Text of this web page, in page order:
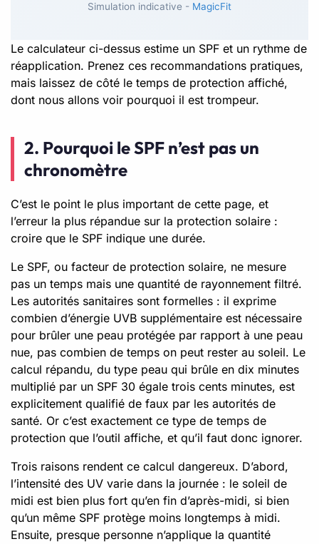
Simulation indicative - MagicFit
Le calculateur ci-dessus estime un SPF et un rythme de
réapplication. Prenez ces recommandations pratiques,
mais laissez de côté le temps de protection affiché,
dont nous allons voir pourquoi il est trompeur.
2. Pourquoi le SPF n’est pas un
chronomètre
C’est le point le plus important de cette page, et
l’erreur la plus répandue sur la protection solaire :
croire que le SPF indique une durée.
Le SPF, ou facteur de protection solaire, ne mesure
pas un temps mais une quantité de rayonnement filtré.
Les autorités sanitaires sont formelles : il exprime
combien d’énergie UVB supplémentaire est nécessaire
pour brûler une peau protégée par rapport à une peau
nue, pas combien de temps on peut rester au soleil. Le
calcul répandu, du type peau qui brûle en dix minutes
multiplié par un SPF 30 égale trois cents minutes, est
explicitement qualifié de faux par les autorités de
santé. Or c’est exactement ce type de temps de
protection que l’outil affiche, et qu’il faut donc ignorer.
Trois raisons rendent ce calcul dangereux. D’abord,
l’intensité des UV varie dans la journée : le soleil de
midi est bien plus fort qu’en fin d’après-midi, si bien
qu’un même SPF protège moins longtemps à midi.
Ensuite, presque personne n’applique la quantité